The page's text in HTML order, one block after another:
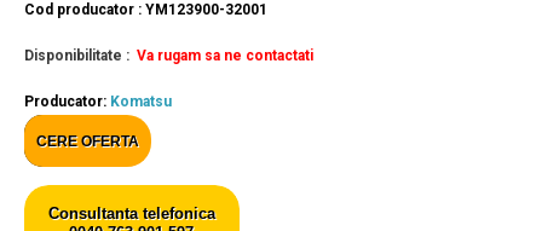
Cod producator : YM123900-32001
Disponibilitate : Va rugam sa ne contactati
Producator: Komatsu
CERE OFERTA
Consultanta telefonica